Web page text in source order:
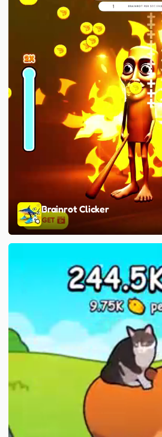
Brainrot Clicker